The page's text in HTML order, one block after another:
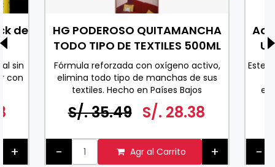
de
sin
con
+
HG PODEROSO QUITAMANCHA
TODO TIPO DE TEXTILES 500ML
Fórmula reforzada con oxígeno activo,
elimina todo tipo de manchas de sus
textiles. Hecho en Países Bajos
S/. 35.49 S/. 28.38
- Agr al Carrito +
Este
-